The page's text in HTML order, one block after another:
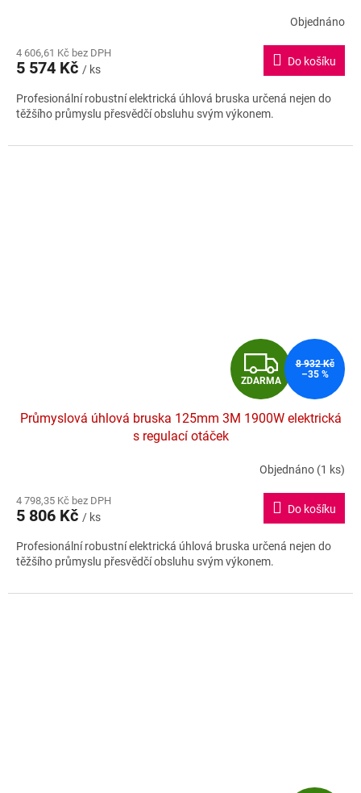
R
M
A
produktu
je
z
5
Objednáno
4 606,61 Kč bez DPH
5 574 Kč / ks
Do košíku
Profesionální robustní elektrická úhlová bruska určená nejen do
těžšího průmyslu přesvědčí obsluhu svým výkonem.
Z
D
A
R
M
A
ZDARMA
8 932 Kč
–35 %
Průmyslová úhlová bruska 125mm 3M 1900W elektrická
s regulací otáček
produktu
je
z
5
Objednáno (1 ks)
4 798,35 Kč bez DPH
5 806 Kč / ks
Do košíku
Profesionální robustní elektrická úhlová bruska určená nejen do
těžšího průmyslu přesvědčí obsluhu svým výkonem.